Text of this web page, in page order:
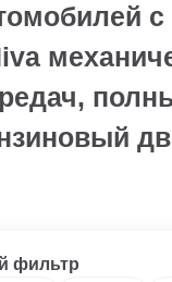
фильтр